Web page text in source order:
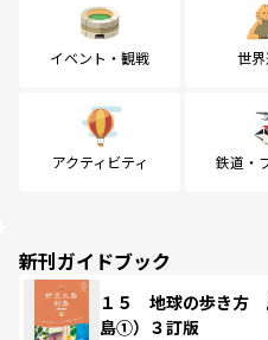
イベント・観戦 世
アクティビティ 鉄道・
新刊ガイドブック
１５ 地球の歩き方
島①）３訂版